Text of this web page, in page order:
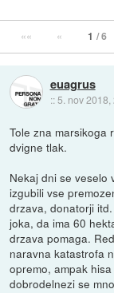
«« « 1 / 6
euagrus
:: 5. nov 2018,
Tole zna marsikoga
dvigne tlak.
Nekaj dni se veselo
izgubili vse
drzava, donatorji
joka, da ima 60
drzava pomaga.
naravna katastrofa
opremo, ampak
dobrodelnezi se